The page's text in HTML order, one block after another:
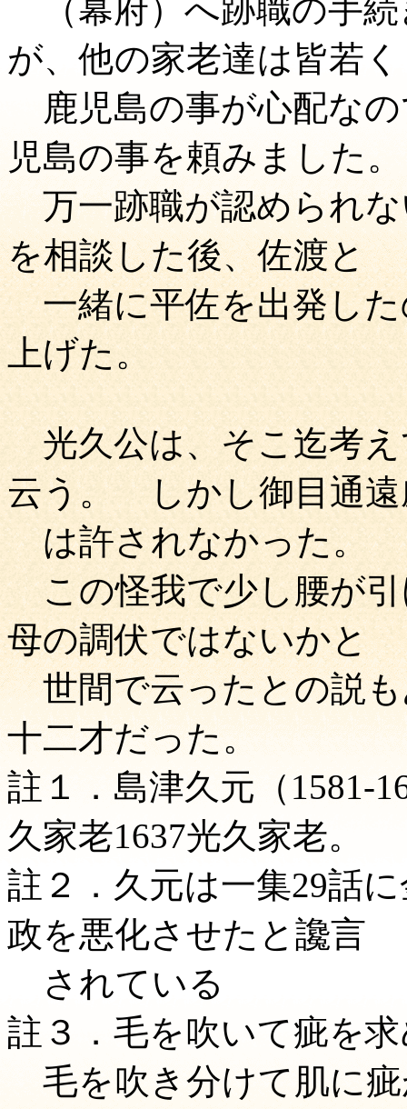
（幕府）へ跡職の手
が、他の家老達は皆若く
鹿児島の事が心配な
児島の事を頼みました。
万一跡職が認められ
を相談した後、佐渡と
一緒に平佐を出発した
上げた。
光久公は、そこ迄考え
云う。 しかし御目通遠
は許されなかった。
この怪我で少し腰が
母の調伏ではないかと
世間で云ったとの説
十二才だった。
註１．島津久元（1581-
久家老1637光久家老。
註２．久元は一集29話
政を悪化させたと讒言
されている
註３．毛を吹いて疵を
毛を吹き分けて肌に